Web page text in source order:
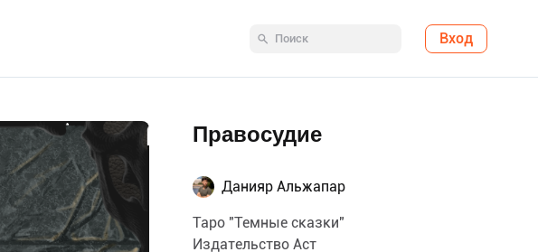
Вход
Правосудие
Данияр Альжапар
Таро "Темные сказки"
Издательство Аст